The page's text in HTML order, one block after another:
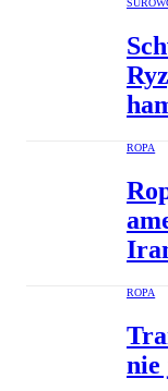
ROPA
ROPA
nie